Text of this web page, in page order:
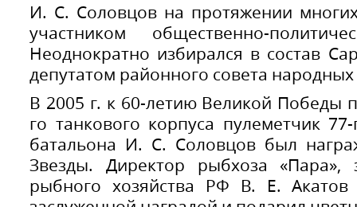
И. С. Соловцов на протяжении
участником общественно-
Неоднократно избирался в состав
депутатом районного совета народных
В 2005 г. к 60-летию Великой Победы
го танкового корпуса пулеметчик
батальона И. С. Соловцов был
Звезды. Директор рыбхоза «Пара»,
рыбного хозяйства РФ В. Е. Акатов